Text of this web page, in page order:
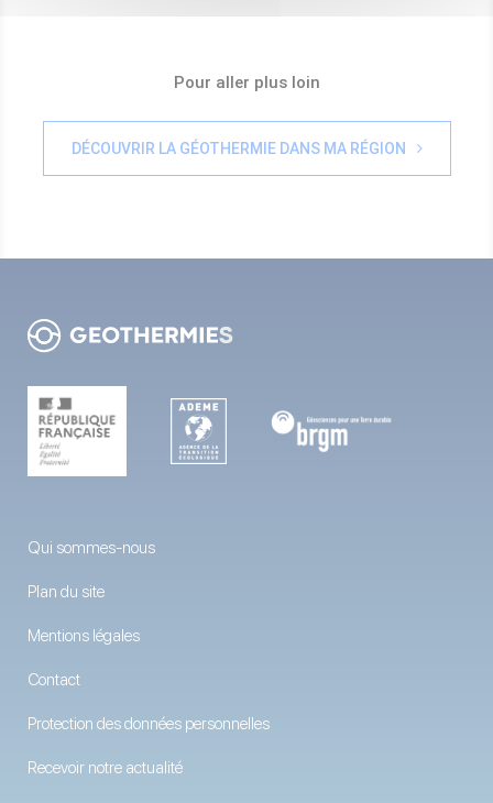
Pour aller plus loin
DÉCOUVRIR LA GÉOTHERMIE DANS MA RÉGION
Qui sommes-nous
Plan du site
Mentions légales
Contact
Protection des données personnelles
Recevoir notre actualité